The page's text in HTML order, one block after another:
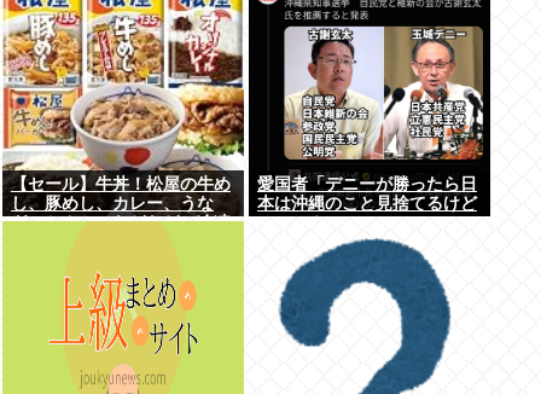
【セール】牛丼！松屋の牛め
し、豚めし、カレー、うな
ぎ、とんかつなどなどの冷凍
愛国者「デニーが勝ったら日
本は沖縄のこと見捨てるけど